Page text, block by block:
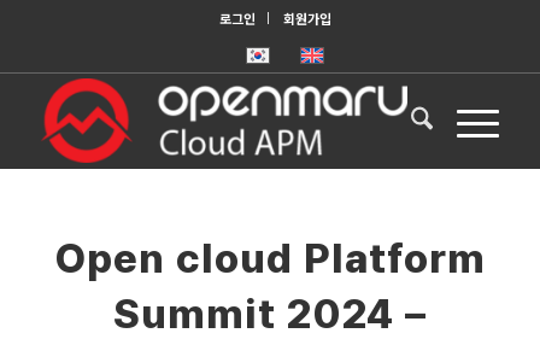
로그인 회원가입
Open cloud Platform
Summit 2024 –